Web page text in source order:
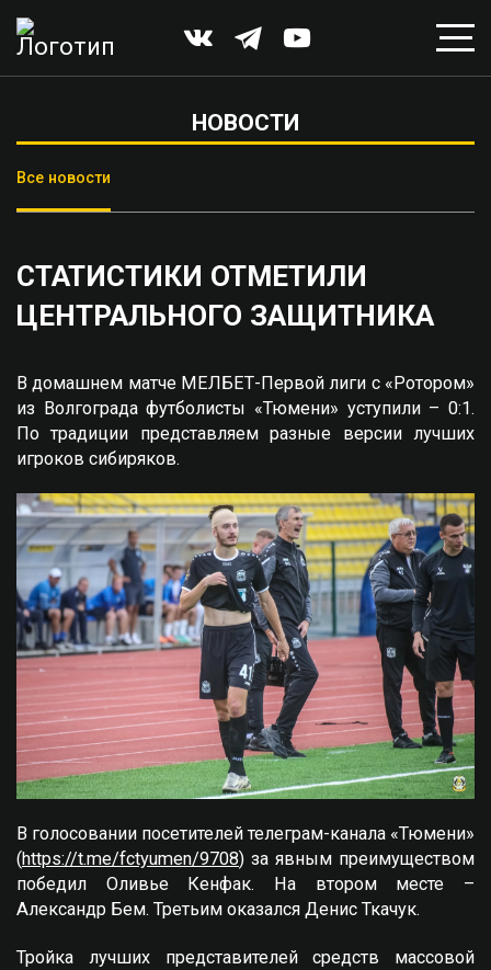
НОВОСТИ
Все новости
СТАТИСТИКИ ОТМЕТИЛИ
ЦЕНТРАЛЬНОГО ЗАЩИТНИКА
В домашнем матче МЕЛБЕТ-Первой лиги с «Ротором»
из Волгограда футболисты «Тюмени» уступили – 0:1.
По традиции представляем разные версии лучших
игроков сибиряков.
В голосовании посетителей телеграм-канала «Тюмени»
(https://t.me/fctyumen/9708) за явным преимуществом
победил Оливье Кенфак. На втором месте –
Александр Бем. Третьим оказался Денис Ткачук.
Тройка лучших представителей средств массовой